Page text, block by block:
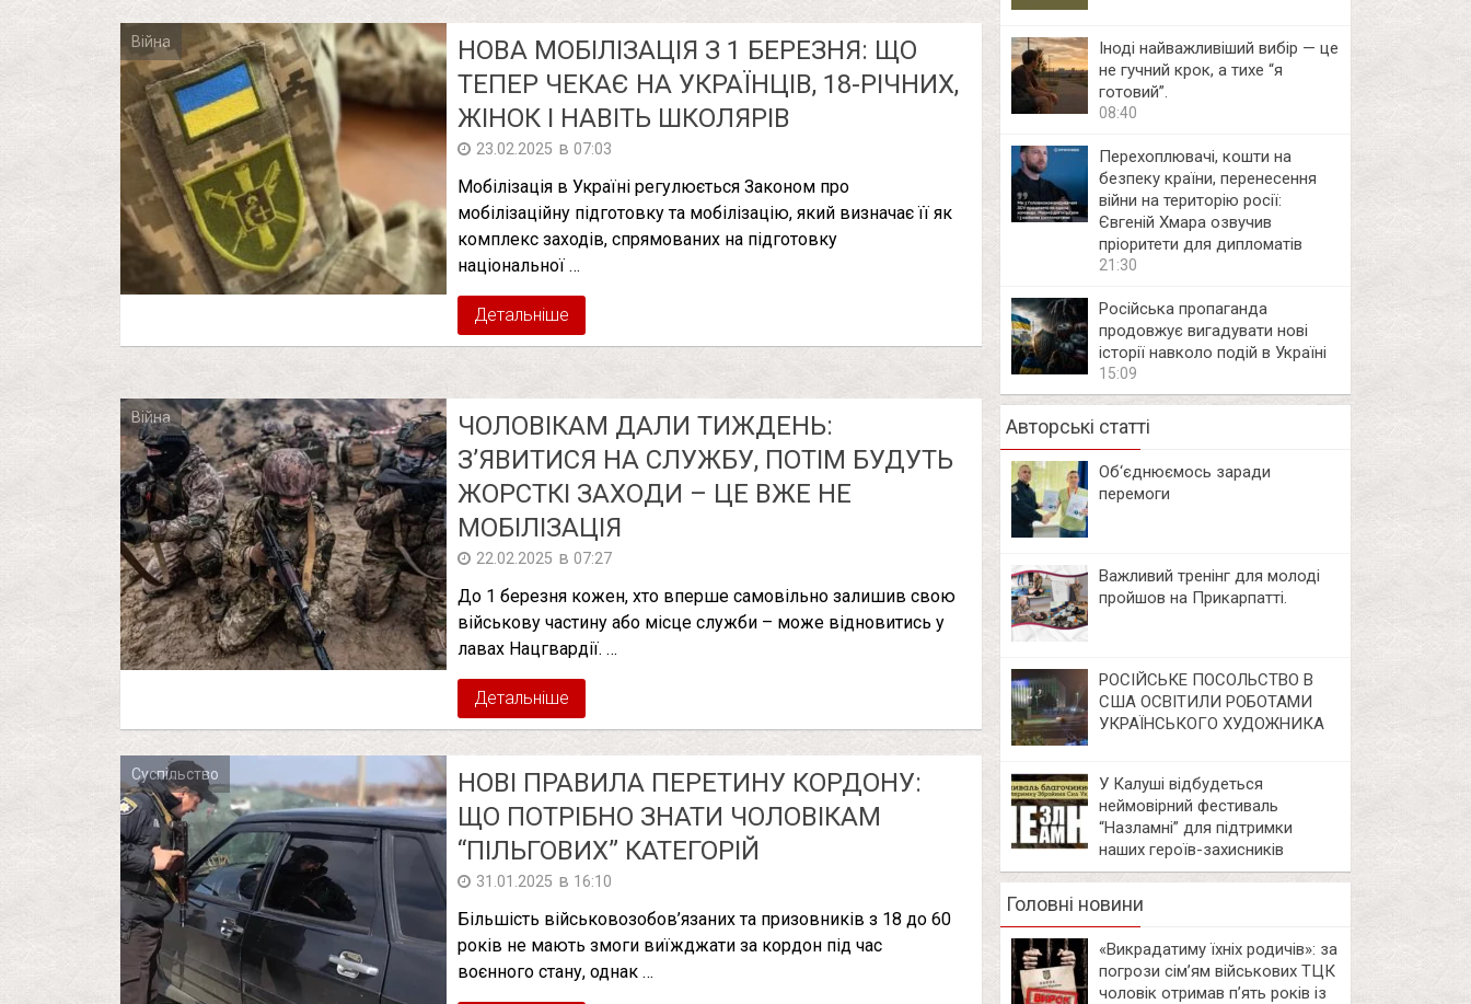
Війна
НОВА МОБІЛІЗАЦІЯ З 1 БЕРЕЗНЯ: ЩО
ТЕПЕР ЧЕКАЄ НА УКРАЇНЦІВ, 18-РІЧНИХ,
ЖІНОК І НАВІТЬ ШКОЛЯРІВ
23.02.2025 в 07:03
Мобілізація в Україні регулюється Законом про
мобілізаційну підготовку та мобілізацію, який визначає її як
комплекс заходів, спрямованих на підготовку
національної …
Детальніше
Війна
ЧОЛОВІКАМ ДАЛИ ТИЖДЕНЬ:
З’ЯВИТИСЯ НА СЛУЖБУ, ПОТІМ БУДУТЬ
ЖОРСТКІ ЗАХОДИ – ЦЕ ВЖЕ НЕ
МОБІЛІЗАЦІЯ
22.02.2025 в 07:27
До 1 березня кожен, хто вперше самовільно залишив свою
військову частину або місце служби – може відновитись у
лавах Нацгвардії. …
Детальніше
Суспільство
НОВІ ПРАВИЛА ПЕРЕТИНУ КОРДОНУ:
ЩО ПОТРІБНО ЗНАТИ ЧОЛОВІКАМ
“ПІЛЬГОВИХ” КАТЕГОРІЙ
31.01.2025 в 16:10
Більшість військовозобов’язаних та призовників з 18 до 60
років не мають змоги виїжджати за кордон під час
воєнного стану, однак …
Іноді найважливіший вибір — це
не гучний крок, а тихе “я
готовий”.
08:40
Перехоплювачі, кошти на
безпеку країни, перенесення
війни на територію росії:
Євгеній Хмара озвучив
пріоритети для дипломатів
21:30
Російська пропаганда
продовжує вигадувати нові
історії навколо подій в Україні
15:09
Авторські статті
Об‘єднюємось заради
перемоги
Важливий тренінг для молоді
пройшов на Прикарпатті.
РОСІЙСЬКЕ ПОСОЛЬСТВО В
США ОСВІТИЛИ РОБОТАМИ
УКРАЇНСЬКОГО ХУДОЖНИКА
У Калуші відбудеться
неймовірний фестиваль
“Назламні” для підтримки
наших героїв-захисників
Головні новини
«Викрадатиму їхніх родичів»: за
погрози сім’ям військових ТЦК
чоловік отримав п’ять років із